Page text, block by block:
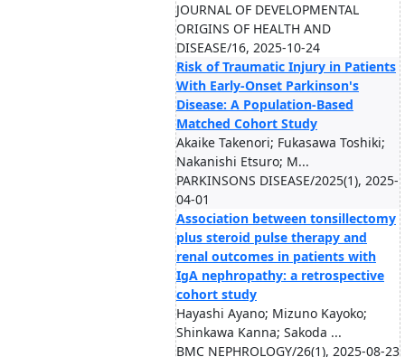
JOURNAL OF DEVELOPMENTAL
ORIGINS OF HEALTH AND
DISEASE/16, 2025-10-24
Risk of Traumatic Injury in Patients
With Early-Onset Parkinson's
Disease: A Population-Based
Matched Cohort Study
Akaike Takenori; Fukasawa Toshiki;
Nakanishi Etsuro; M...
PARKINSONS DISEASE/2025(1), 2025-
04-01
Association between tonsillectomy
plus steroid pulse therapy and
renal outcomes in patients with
IgA nephropathy: a retrospective
cohort study
Hayashi Ayano; Mizuno Kayoko;
Shinkawa Kanna; Sakoda ...
BMC NEPHROLOGY/26(1), 2025-08-23